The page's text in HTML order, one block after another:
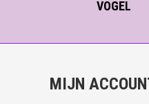
VOGEL
MIJN